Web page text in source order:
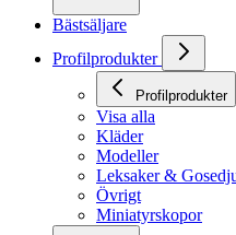
Bästsäljare
Profilprodukter
Profilprodukter
Visa alla
Kläder
Modeller
Leksaker &
Övrigt
Miniatyrskopor